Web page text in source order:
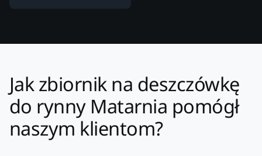
Jak zbiornik na deszczówkę
do rynny Matarnia pomógł
naszym klientom?